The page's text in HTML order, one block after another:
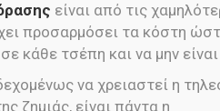
είναι από τις
προσαρμόσει τα κόστη
κάθε τσέπη και να μην
να χρειαστεί η
ζημιάς, είναι πάντα η